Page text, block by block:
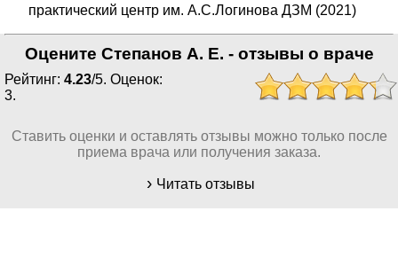
практический центр им. А.С.Логинова ДЗМ (2021)
Оцените Степанов А. Е. - отзывы о враче
Рейтинг: 4.23/5. Оценок:
3.
Ставить оценки и оставлять отзывы можно только после
приема врача или получения заказа.
Читать отзывы